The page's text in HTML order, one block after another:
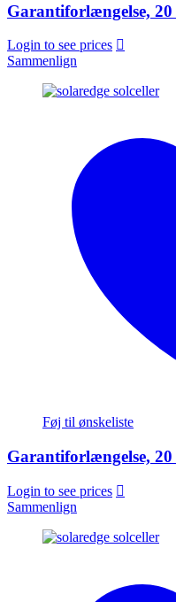
Garantiforlængelse,
Login to see prices
Sammenlign
Føj til ønskeliste
Garantiforlængelse,
Login to see prices
Sammenlign